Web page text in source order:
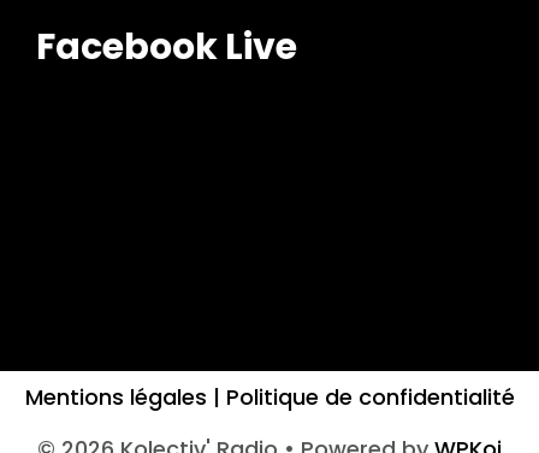
Facebook Live
Mentions légales | Politique de confidentialité